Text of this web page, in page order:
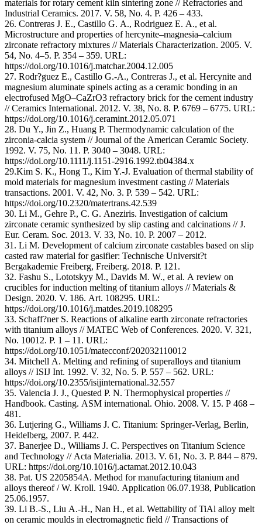
materials for rotary cement kiln sintering zone // Refractories and
Industrial Ceramics. 2017. V. 58, No. 4. P. 426 – 433.
26. Contreras J. E., Castillo G. A., Rodriguez E. A., et al.
Microstructure and properties of hercynite–magnesia–calcium
zirconate refractory mixtures // Materials Characterization. 2005. V.
54, No. 4–5. P. 354 – 359. URL:
https://doi.org/10.1016/j.matchar.2004.12.005
27. Rodr?guez E., Castillo G.-A., Contreras J., et al. Hercynite and
magnesium aluminate spinels acting as a ceramic bonding in an
electrofused MgO–CaZrO3 refractory brick for the cement industry
// Ceramics International. 2012. V. 38, No. 8. P. 6769 – 6775. URL:
https://doi.org/10.1016/j.ceramint.2012.05.071
28. Du Y., Jin Z., Huang P. Thermodynamic calculation of the
zirconia-calcia system // Journal of the American Ceramic Society.
1992. V. 75, No. 11. P. 3040 – 3048. URL:
https://doi.org/10.1111/j.1151-2916.1992.tb04384.x
29.Kim S. K., Hong T., Kim Y.-J. Evaluation of thermal stability of
mold materials for magnesium investment casting // Materials
transactions. 2001. V. 42, No. 3. P. 539 – 542. URL:
https://doi.org/10.2320/matertrans.42.539
30. Li M., Gehre P., C. G. Aneziris. Investigation of calcium
zirconate ceramic synthesized by slip casting and calcinations // J.
Eur. Ceram. Soc. 2013. V. 33, No. 10. P. 2007 – 2012.
31. Li M. Development of calcium zirconate castables based on slip
casted raw material for gasifier: Technische Universit?t
Bergakademie Freiberg, Freiberg. 2018. P. 121.
32. Fashu S., Lototskyy M., Davids M. W., et al. A review on
crucibles for induction melting of titanium alloys // Materials &
Design. 2020. V. 186. Art. 108295. URL:
https://doi.org/10.1016/j.matdes.2019.108295
33. Schaff?ner S. Reactions of alkaline earth zirconate refractories
with titanium alloys // MATEC Web of Conferences. 2020. V. 321,
No. 10012. P. 1 – 11. URL:
https://doi.org/10.1051/matecconf/202032110012
34. Mitchell A. Melting and refining of superalloys and titanium
alloys // ISIJ Int. 1992. V. 32, No. 5. P. 557 – 562. URL:
https://doi.org/10.2355/isijinternational.32.557
35. Valencia J. J., Quested P. N. Thermophysical properties //
Handbook. Casting. ASM international. Ohio. 2008. V. 15. P 468 –
481.
36. Lutjering G., Williams J. C. Titanium: Springer-Verlag, Berlin,
Heidelberg, 2007. P. 442.
37. Banerjee D., Williams J. C. Perspectives on Titanium Science
and Technology // Acta Materialia. 2013. V. 61, No. 3. P. 844 – 879.
URL: https://doi.org/10.1016/j.actamat.2012.10.043
38. Pat. US 2205854A. Method for manufacturing titanium and
alloys thereof / W. Kroll. 1940. Application 06.07.1938, Publication
25.06.1957.
39. Li B.-S., Liu A.-H., Nan H., et al. Wettability of TiAl alloy melt
on ceramic moulds in electromagnetic field // Transactions of